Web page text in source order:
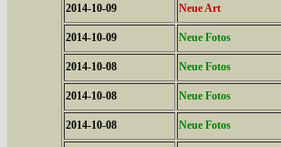
2014-10-09 Neue Art
2014-10-09 Neue Fotos
2014-10-08 Neue Fotos
2014-10-08 Neue Fotos
2014-10-08 Neue Fotos